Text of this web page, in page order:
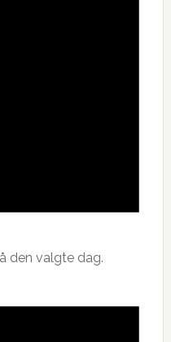
den valgte dag.